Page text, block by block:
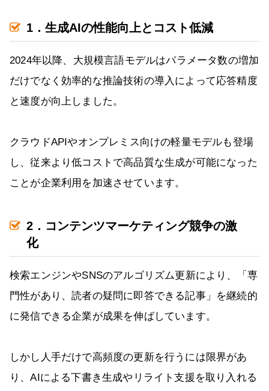
1．生成AIの性能向上とコスト低減
2024年以降、大規模言語モデルはパラメータ数の増加
だけでなく効率的な推論技術の導入によって応答精度
と速度が向上しました。
クラウドAPIやオンプレミス向けの軽量モデルも登場
し、従来より低コストで高品質な生成が可能になった
ことが企業利用を加速させています。
2．コンテンツマーケティング競争の激
化
検索エンジンやSNSのアルゴリズム更新により、「専
門性があり、読者の疑問に即答できる記事」を継続的
に発信できる企業が成果を伸ばしています。
しかし人手だけで高頻度の更新を行うには限界があ
り、AIによる下書き生成やリライト支援を取り入れる